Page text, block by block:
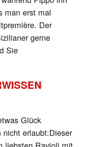
man erst mal
Der
gerne
Sie
Glück
erlaubt:Dieser